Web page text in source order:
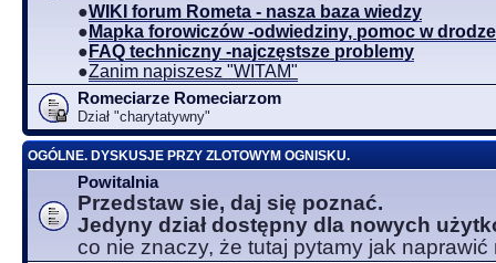
●WIKI forum Rometa - nasza baza wiedzy
● Mapka forowiczów -odwiedziny, pomoc w drodze
● FAQ techniczny -najczęstsze problemy
●Zanim napiszesz "WITAM"
Romeciarze Romeciarzom
Dział "charytatywny"
OGÓLNE. DYSKUSJE PRZY ZLOTOWYM OGNISKU.
Powitalnia
Przedstaw sie, daj się poznać.
Jedyny dział dostępny dla nowych
co nie znaczy, że tutaj pytamy jak naprawić